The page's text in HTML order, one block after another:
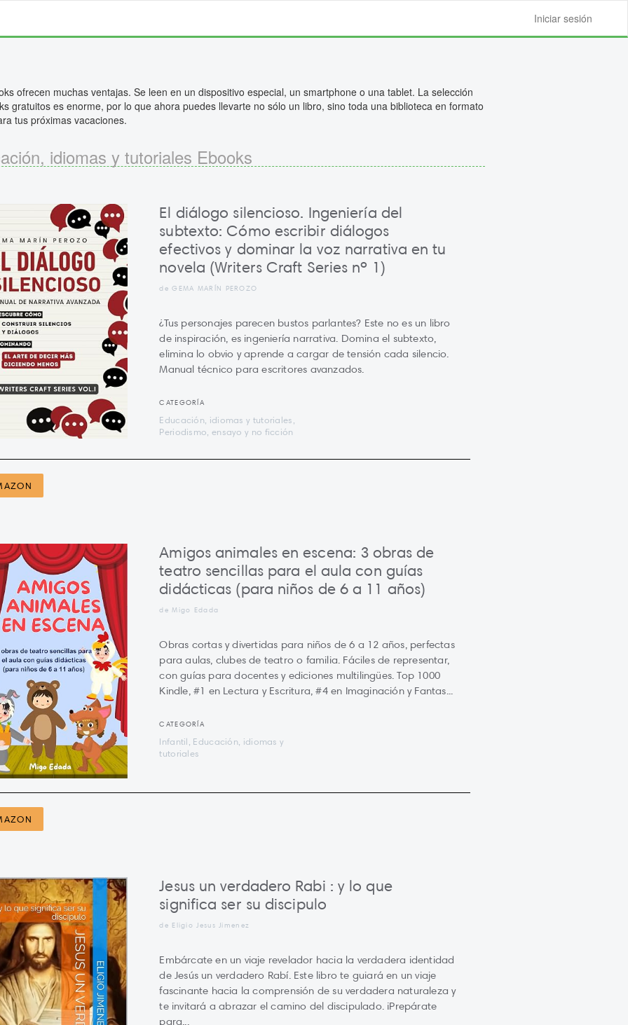
Iniciar sesión
ofrecen muchas ventajas. Se leen en un dispositivo especial, un smartphone o una tablet. La selección
gratuitos es enorme, por lo que ahora puedes llevarte no sólo un libro, sino toda una biblioteca en formato
tus próximas vacaciones.
idiomas y tutoriales Ebooks
El diálogo silencioso. Ingeniería del
subtexto: Cómo escribir diálogos
efectivos y dominar la voz narrativa en tu
novela (Writers Craft Series nº 1)
de GEMA MARÍN PEROZO
¿Tus personajes parecen bustos parlantes? Este no es un libro
de inspiración, es ingeniería narrativa. Domina el subtexto,
elimina lo obvio y aprende a cargar de tensión cada silencio.
Manual técnico para escritores avanzados.
CATEGORÍA
Educación, idiomas y tutoriales,
Periodismo, ensayo y no ficción
Amigos animales en escena: 3 obras de
teatro sencillas para el aula con guías
didácticas (para niños de 6 a 11 años)
de Migo Edada
Obras cortas y divertidas para niños de 6 a 12 años, perfectas
para aulas, clubes de teatro o familia. Fáciles de representar,
con guías para docentes y ediciones multilingües. Top 1000
Kindle, #1 en Lectura y Escritura, #4 en Imaginación y Fantas...
CATEGORÍA
Infantil, Educación, idiomas y
tutoriales
Jesus un verdadero Rabi : y lo que
significa ser su discipulo
de Eligio Jesus Jimenez
Embárcate en un viaje revelador hacia la verdadera identidad
de Jesús un verdadero Rabí. Este libro te guiará en un viaje
fascinante hacia la comprensión de su verdadera naturaleza y
te invitará a abrazar el camino del discipulado. ¡Prepárate
para...